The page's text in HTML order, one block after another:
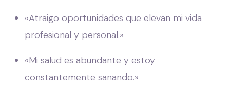
«Atraigo oportunidades que elevan mi vida
profesional y personal.»
«Mi salud es abundante y estoy
constantemente sanando.»